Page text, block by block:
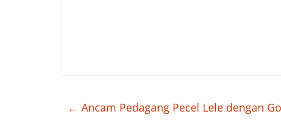
← Ancam Pedagang Pecel Lele dengan